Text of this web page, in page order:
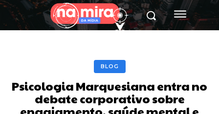
BLOG
Psicologia Marquesiana entra no
debate corporativo sobre